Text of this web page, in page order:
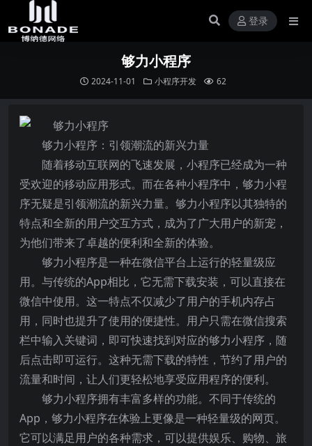
登录
够力小程序
2024-11-01 小程序开发 62
够力小程序：引领潮流的新兴力量
随着移动互联网的飞速发展，小程序已经成为一种
受欢迎的移动应用形式。而在各种小程序中，够力小程
序无疑是引领潮流的新兴力量。够力小程序以其独特的
特点和全新的用户交互方式，成为了广大用户的新宠，
为他们带来了卓越的便利和全新的体验。
够力小程序是一种在微信平台上运行的轻量级应
用。与传统的App相比，它无需下载安装，可以直接在
微信中使用。这一特点不仅减少了用户的手机内存占
用，同时也提升了使用的便捷性。用户只需在微信搜索
栏中输入关键词，即可快速找到对应的够力小程序，随
后点击即可运行。这种无需下载的特性，节约了用户的
流量和时间，让人们更轻松地享受应用程序的便利。
够力小程序拥有丰富多样的功能。不同于传统的
App，够力小程序在体验上更像是一种轻量级的网页。
它可以满足用户的各种需求，可以提供娱乐、购物、旅